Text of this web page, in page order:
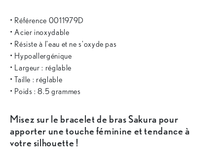
• Référence 0011979D
• Acier inoxydable
• Résiste à l'eau et ne s'oxyde pas
• Hypoallergénique
• Largeur : réglable
• Taille : réglable
• Poids : 8.5 grammes
Misez sur le bracelet de bras Sakura pour
apporter une touche féminine et tendance à
votre silhouette !